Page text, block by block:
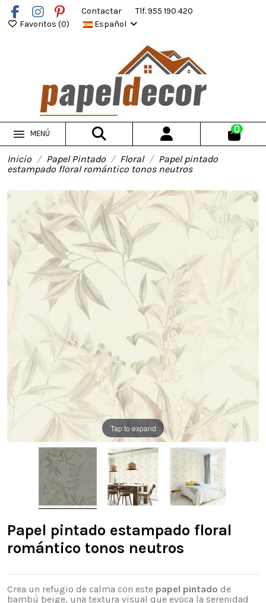
Contactar
Tlf. 955 190 420
Favoritos (0) Español
MENÚ 0
Inicio Papel Pintado Floral
Papel pintado
estampado floral romántico tonos neutros
Tap to expand
Papel pintado estampado floral
romántico tonos neutros
Crea un refugio de calma con este papel pintado de
bambú beige, una textura visual que evoca la serenidad